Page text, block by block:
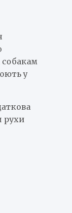
собакам
у
рухи